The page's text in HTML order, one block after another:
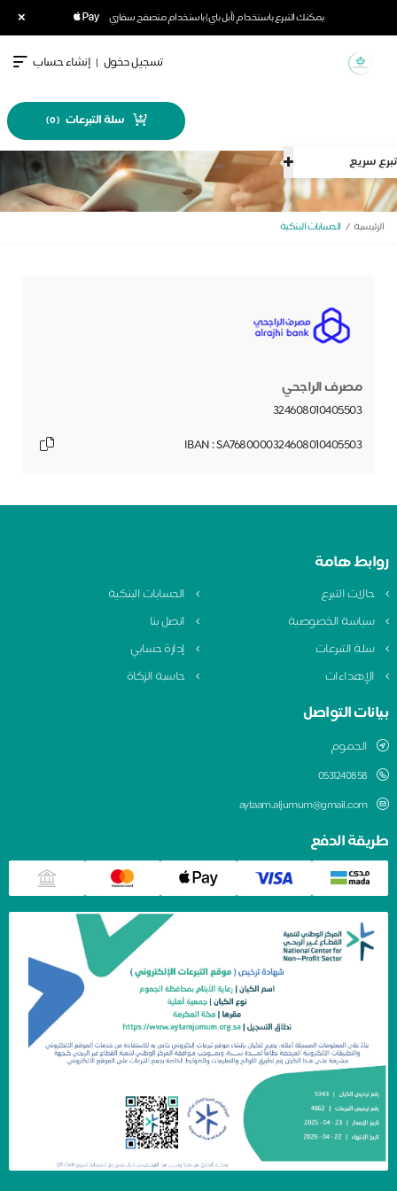
يمكنك التبرع باستخدام (أبل باي) باستخدام متصفح سفاري ×
تبرع سريع
تسجيل دخول | إنشاء حساب
سلة التبرعات (
0
)
الرئيسية الحسابات البنكية
مصرف الراجحي
324608010405503
IBAN : SA7680000324608010405503
روابط هامة
حالات التبرع
الحسابات البنكية
سياسة الخصوصية
اتصل بنا
سلة التبرعات
إدارة حسابي
الإهداءات
حاسبة الزكاة
بيانات التواصل
الجموم
0531240858
aytaam.aljumum@gmail.com
طريقة الدفع